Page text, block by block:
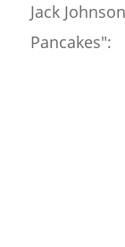
Jack
Pancakes":